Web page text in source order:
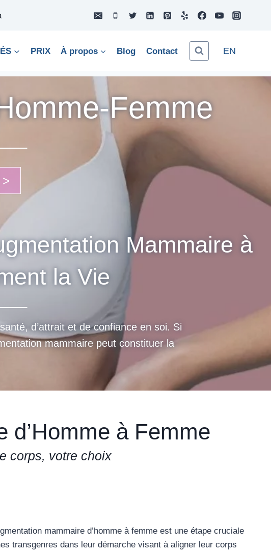
PRIX À propos Blog Contact EN
Femme
Mammaire à
la Vie
d’attrait et de confiance en soi. Si
mammaire peut constituer la
d’Homme à Femme
corps, votre choix
mammaire d’homme à femme est une étape cruciale
transgenres dans leur démarche visant à aligner leur corps